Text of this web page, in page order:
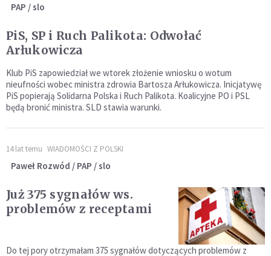
PAP / slo
PiS, SP i Ruch Palikota: Odwołać
Arłukowicza
Klub PiS zapowiedział we wtorek złożenie wniosku o wotum
nieufności wobec ministra zdrowia Bartosza Arłukowicza. Inicjatywę
PiS popierają Solidarna Polska i Ruch Palikota. Koalicyjne PO i PSL
będą bronić ministra. SLD stawia warunki.
14 lat temu WIADOMOŚCI Z POLSKI
Paweł Rozwód / PAP / slo
Już 375 sygnałów ws.
problemów z receptami
Do tej pory otrzymałam 375 sygnałów dotyczących problemów z